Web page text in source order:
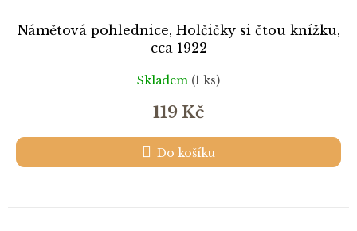
Námětová pohlednice, Holčičky si čtou knížku,
cca 1922
Skladem (1 ks)
119 Kč
Do košíku